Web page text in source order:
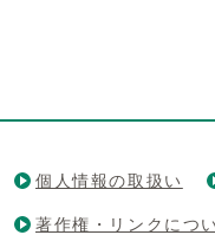
個人情報の取扱い
著作権・リンクにつ